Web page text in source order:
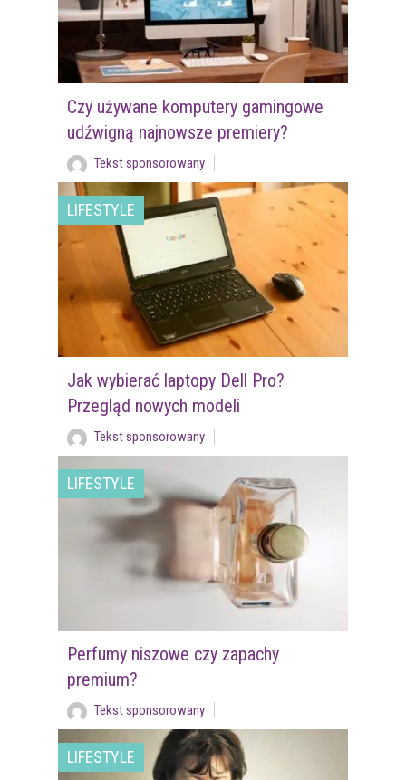
Czy używane komputery gamingowe
udźwigną najnowsze premiery?
Tekst sponsorowany
LIFESTYLE
Jak wybierać laptopy Dell Pro?
Przegląd nowych modeli
Tekst sponsorowany
LIFESTYLE
Perfumy niszowe czy zapachy
premium?
Tekst sponsorowany
LIFESTYLE